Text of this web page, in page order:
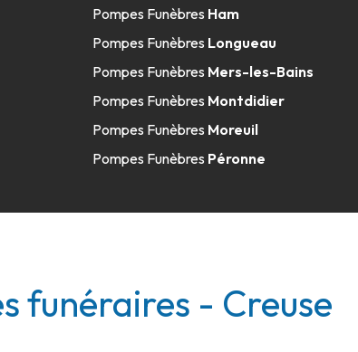
Pompes Funèbres Ham
Pompes Funèbres Longueau
Pompes Funèbres Mers-les-Bains
Pompes Funèbres Montdidier
Pompes Funèbres Moreuil
Pompes Funèbres Péronne
funéraires - Creuse